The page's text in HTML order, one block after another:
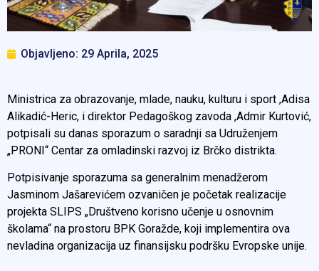
Objavljeno: 29 Aprila, 2025
Ministrica za obrazovanje, mlade, nauku, kulturu i sport ,Adisa
Alikadić-Heric, i direktor Pedagoškog zavoda ,Admir Kurtović,
potpisali su danas sporazum o saradnji sa Udruženjem
„PRONI“ Centar za omladinski razvoj iz Brčko distrikta.
Potpisivanje sporazuma sa generalnim menadžerom
Jasminom Jašarevićem ozvaničen je početak realizacije
projekta SLIPS „Društveno korisno učenje u osnovnim
školama“ na prostoru BPK Goražde, koji implementira ova
nevladina organizacija uz finansijsku podršku Evropske unije.